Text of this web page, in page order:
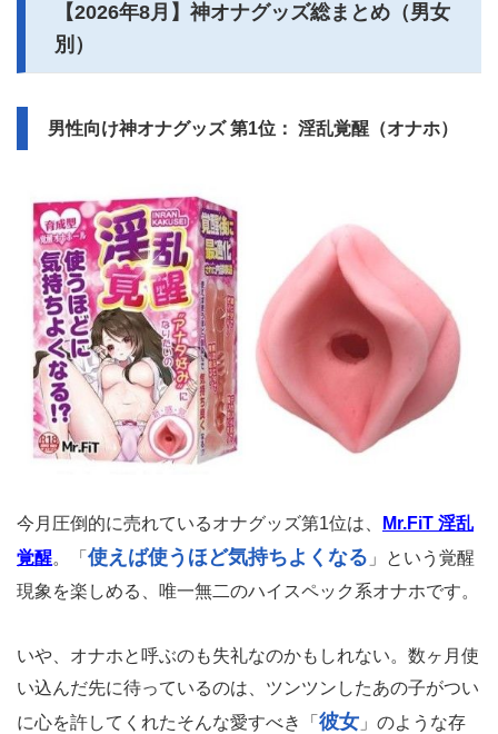
【2026年8月 】神オナグッズ総まとめ（男女
別）
男性向け神オナグッズ 第1位： 淫乱覚醒（オナホ）
今月圧倒的に売れているオナグッズ第1位は、
Mr.FiT 淫乱
覚醒。「 使えば使うほど気持ちよくなる 」という覚醒
現象を楽しめる、唯一無二のハイスペック系オナホです。
いや、オナホと呼ぶのも失礼なのかもしれない。数ヶ月使
い込んだ先に待っているのは、ツンツンしたあの子がつい
に心を許してくれたそんな愛すべき「 彼女 」のような存